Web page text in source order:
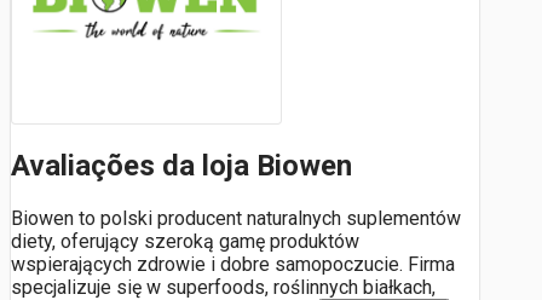
Avaliações da loja Biowen
Biowen to polski producent naturalnych suplementów
diety, oferujący szeroką gamę produktów
wspierających zdrowie i dobre samopoczucie. Firma
specjalizuje się w superfoods, roślinnych białkach,